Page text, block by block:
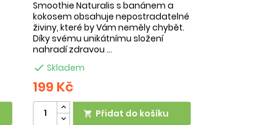
Smoothie Naturalis s banánem a
kokosem obsahuje nepostradatelné
živiny, které by Vám neměly chybět.
Díky svému unikátnímu složení
nahradí zdravou ...
 Skladem
199 Kč
 Přidat do košíku